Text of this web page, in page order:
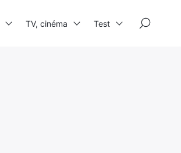
TV, cinéma Test